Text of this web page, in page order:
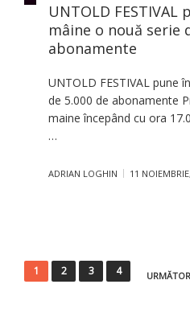
UNTOLD FESTIVAL
mâine o nouă serie
abonamente
UNTOLD FESTIVAL pune
de 5.000 de abonamente
maine începând cu ora
…
ADRIAN LOGHIN 11
Paginație
1 2 3 4 URMĂTOR